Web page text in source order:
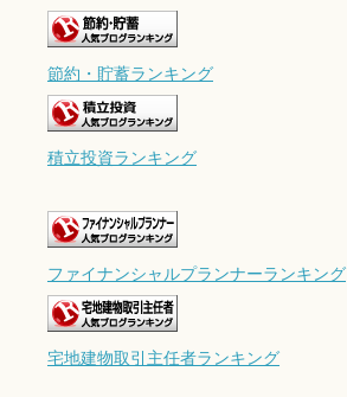
節約・貯蓄ランキング
積立投資ランキング
ファイナンシャルプランナーランキング
宅地建物取引主任者ランキング